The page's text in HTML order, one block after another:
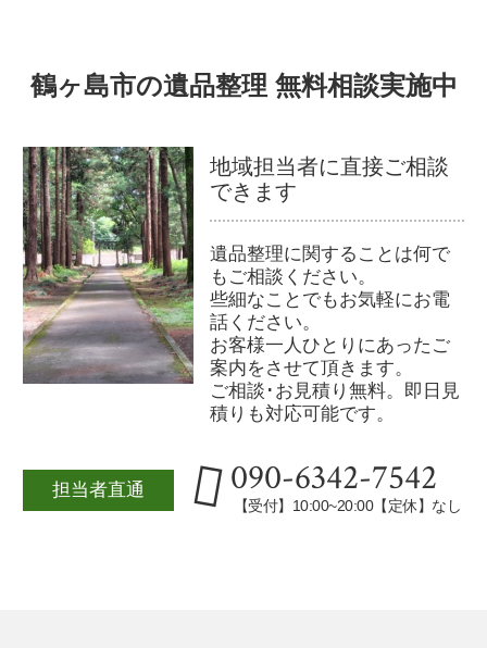
鶴ヶ島市の遺品整理 無料相談実施中
地域担当者に直接ご相談
できます
遺品整理に関することは何で
もご相談ください。
些細なことでもお気軽にお電
話ください。
お客様一人ひとりにあったご
案内をさせて頂きます。
ご相談･お見積り無料。即日見
積りも対応可能です。
担当者直通 090-6342-7542
【受付】10:00~20:00【定休】なし